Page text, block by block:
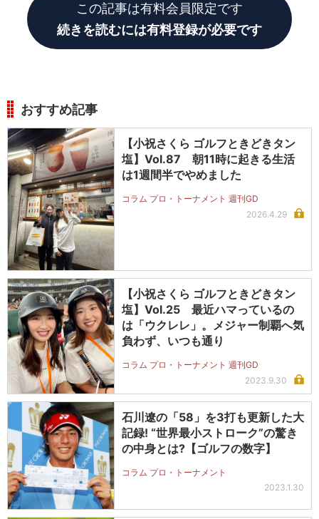
この記事は有料会員限定です
続きを読むには有料登録が必要です
おすすめ記事
【小祝さくら ゴルフときどきタン
塩】Vol.87 朝11時に起きる生活
は1週間半でやめました
コラム プロ・トーナメント 週刊GD
2026.4.29
【小祝さくら ゴルフときどきタン
塩】Vol.25 最近ハマっているの
は「ウクレレ」。メジャー制覇へ気
負わず、いつも通り
コラム プロ・トーナメント 週刊GD
2023.9.30
石川遼の「58」を3打も更新した大
記録! “世界最小ストローク”の驚き
の中身とは?【ゴルフの数字】
コラム プロ・トーナメント
2023.1.30